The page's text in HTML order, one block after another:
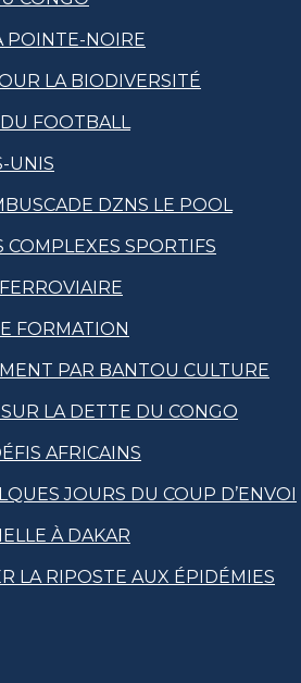
POINTE-NOIRE
LA BIODIVERSITÉ
FOOTBALL
UNIS
DZNS LE POOL
SPORTIFS
FORMATION
PAR BANTOU CULTURE
LA DETTE DU CONGO
AFRICAINS
JOURS DU COUP D’ENVOI
À DAKAR
LA RIPOSTE AUX ÉPIDÉMIES